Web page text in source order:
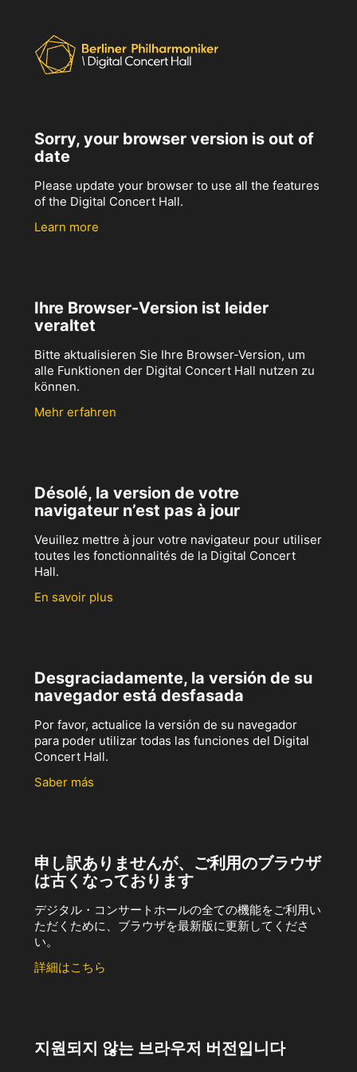
Sorry, your browser version is out of
date
Please update your browser to use all the features
of the Digital Concert Hall.
Learn more
Ihre Browser-Version ist leider
veraltet
Bitte aktualisieren Sie Ihre Browser-Version, um
alle Funktionen der Digital Concert Hall nutzen zu
können.
Mehr erfahren
Désolé, la version de votre
navigateur n’est pas à jour
Veuillez mettre à jour votre navigateur pour utiliser
toutes les fonctionnalités de la Digital Concert
Hall.
En savoir plus
Desgraciadamente, la versión de su
navegador está desfasada
Por favor, actualice la versión de su navegador
para poder utilizar todas las funciones del Digital
Concert Hall.
Saber más
申し訳ありませんが、ご利用のブラウザ
は古くなっております
デジタル・コンサートホールの全ての機能をご利用い
ただくために、ブラウザを最新版に更新してくださ
い。
詳細はこちら
지원되지 않는 브라우저 버전입니다